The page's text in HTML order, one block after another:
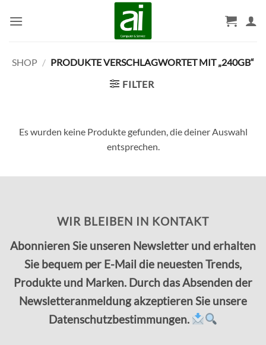
Inhalt
SHOP / PRODUKTE VERSCHLAGWORTET MIT „240GB“
FILTER
Es wurden keine Produkte gefunden, die deiner Auswahl
entsprechen.
WIR BLEIBEN IN KONTAKT
Abonnieren Sie unseren Newsletter und erhalten
Sie bequem per E-Mail die neuesten Trends,
Produkte und Marken. Durch das Absenden der
Newsletteranmeldung akzeptieren Sie unsere
Datenschutzbestimmungen.